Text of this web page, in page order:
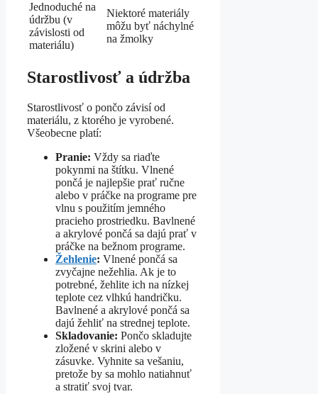
Jednoduché na
údržbu (v
závislosti od
materiálu)
Niektoré materiály
môžu byť náchylné
na žmolky
Starostlivosť a údržba
Starostlivosť o pončo závisí od
materiálu, z ktorého je vyrobené.
Všeobecne platí:
Pranie: Vždy sa riaďte
pokynmi na štítku. Vlnené
pončá je najlepšie prať ručne
alebo v práčke na programe pre
vlnu s použitím jemného
pracieho prostriedku. Bavlnené
a akrylové pončá sa dajú prať v
práčke na bežnom programe.
Žehlenie: Vlnené pončá sa
zvyčajne nežehlia. Ak je to
potrebné, žehlite ich na nízkej
teplote cez vlhkú handričku.
Bavlnené a akrylové pončá sa
dajú žehliť na strednej teplote.
Skladovanie: Pončo skladujte
zložené v skrini alebo v
zásuvke. Vyhnite sa vešaniu,
pretože by sa mohlo natiahnuť
a stratiť svoj tvar.